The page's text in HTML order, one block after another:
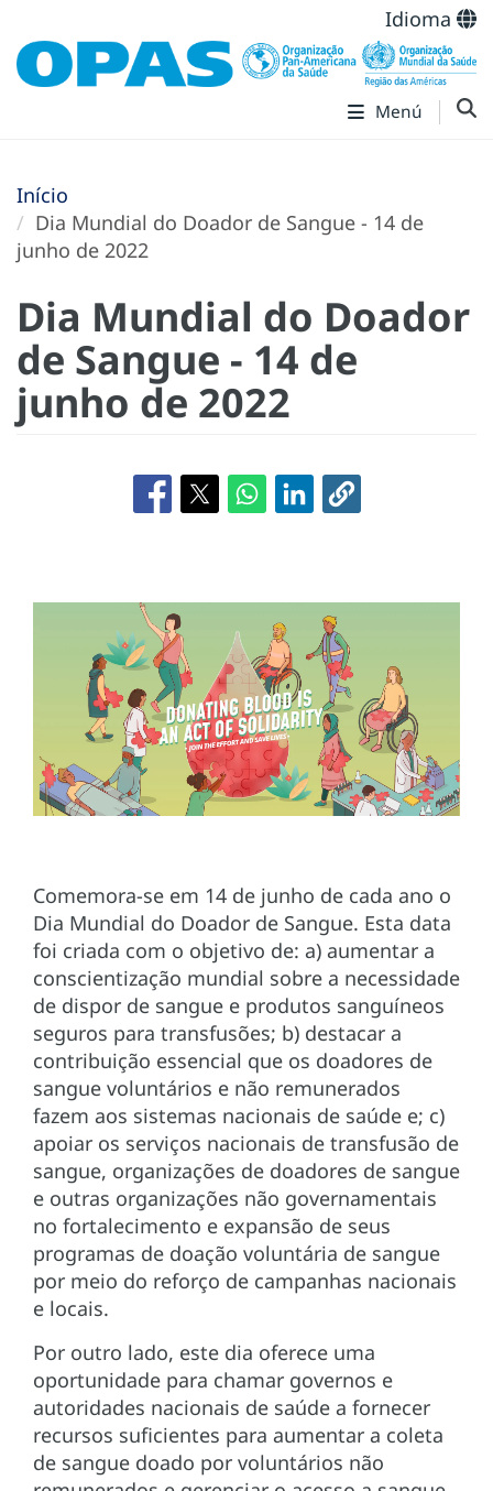
Idioma
Menú
Início
Dia Mundial do Doador de Sangue - 14 de
junho de 2022
Dia Mundial do Doador
de Sangue - 14 de
junho de 2022
Comemora-se em 14 de junho de cada ano o
Dia Mundial do Doador de Sangue. Esta data
foi criada com o objetivo de: a) aumentar a
conscientização mundial sobre a necessidade
de dispor de sangue e produtos sanguíneos
seguros para transfusões; b) destacar a
contribuição essencial que os doadores de
sangue voluntários e não remunerados
fazem aos sistemas nacionais de saúde e; c)
apoiar os serviços nacionais de transfusão de
sangue, organizações de doadores de sangue
e outras organizações não governamentais
no fortalecimento e expansão de seus
programas de doação voluntária de sangue
por meio do reforço de campanhas nacionais
e locais.
Por outro lado, este dia oferece uma
oportunidade para chamar governos e
autoridades nacionais de saúde a fornecer
recursos suficientes para aumentar a coleta
de sangue doado por voluntários não